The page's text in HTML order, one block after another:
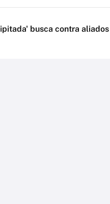
busca contra aliados